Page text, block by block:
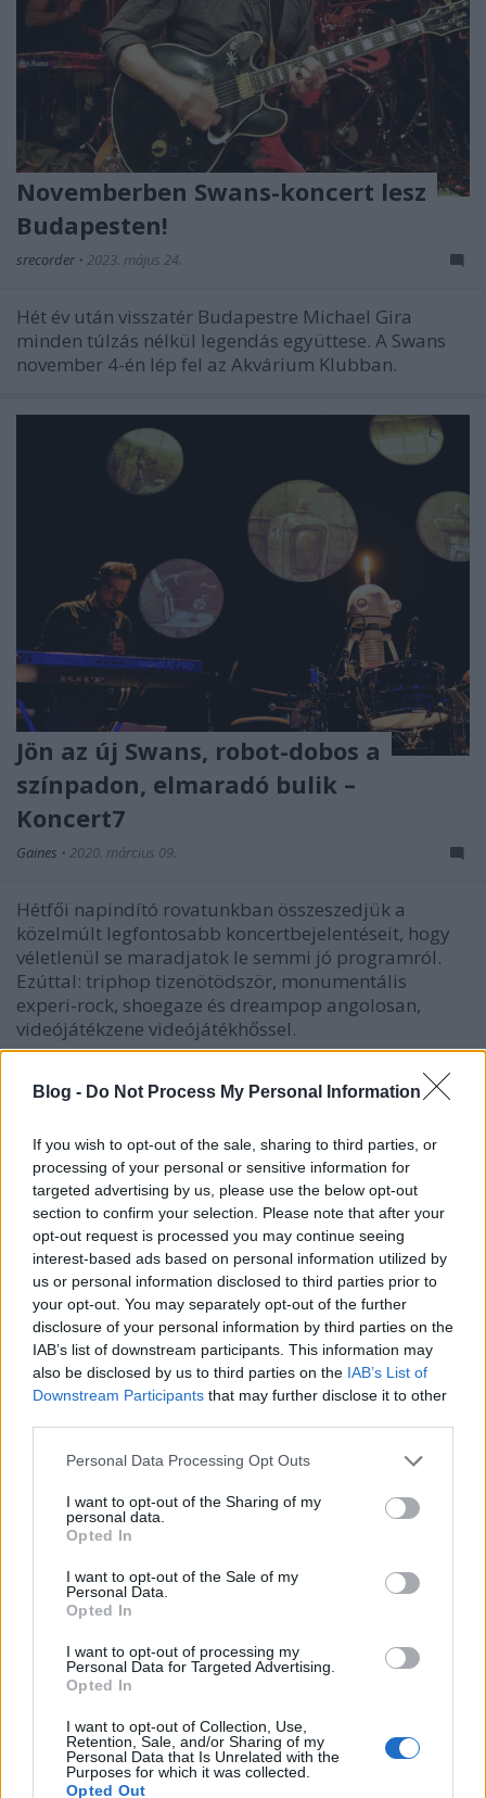
Blog - Do Not Process My Personal Information
If you wish to opt-out of the sale, sharing to third parties, or
processing of your personal or sensitive information for
targeted advertising by us, please use the below opt-out
section to confirm your selection. Please note that after your
opt-out request is processed you may continue seeing
interest-based ads based on personal information utilized by
us or personal information disclosed to third parties prior to
your opt-out. You may separately opt-out of the further
disclosure of your personal information by third parties on the
IAB’s list of downstream participants. This information may
also be disclosed by us to third parties on the IAB’s List of
Downstream Participants that may further disclose it to other
Please note that this website/app uses one or more Google
not limited to your visit or usage behaviour. You may click to
grant or deny consent to Google and its third-party tags to
use your data for below specified purposes in below Google
consent section.
Personal Data Processing Opt Outs
I want to opt-out of the Sharing of my
personal data.
Opted In
I want to opt-out of the Sale of my
Personal Data.
Opted In
I want to opt-out of processing my
Personal Data for Targeted Advertising.
Opted In
I want to opt-out of Collection, Use,
Retention, Sale, and/or Sharing of my
Personal Data that Is Unrelated with the
Purposes for which it was collected.
Opted Out
Novemberben Swans-koncert lesz
Budapesten!
srecorder • 2023. május 24.
Hét év után visszatér Budapestre Michael Gira
minden túlzás nélkül legendás együttese. A Swans
november 4-én lép fel az Akvárium Klubban.
Jön az új Swans, robot-dobos a
színpadon, elmaradó bulik –
Koncert7
Gaines • 2020. március 09.
Hétfői napindító rovatunkban összeszedjük a
közelmúlt legfontosabb koncertbejelentéseit, hogy
véletlenül se maradjatok le semmi jó programról.
Ezúttal: triphop tizenötödször, monumentális
experi-rock, shoegaze és dreampop angolosan,
videójátékzene videójátékhőssel.
Álom és rémálom – Swans (US), Anna
von Hausswolff (SE) @ A38,
rerecorder•2016. október 27.
Habár a Swans az évtizedek alatt sokat alakult
zeneileg (hol van már az egykori kegyetlen,
minimalista industrial metal?), de egy dologban
nem változtak: amit csináltak, az, ha esetleg a
felszínen esetleg éteri és szépséges is volt, azért a
mélyben mindig ott volt benne valami súlyos és
nyugtalanító…